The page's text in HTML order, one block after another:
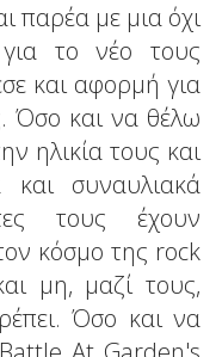
παρέα με μια όχι
το νέο τους
και αφορμή για
Όσο και να θέλω
ηλικία τους και
και συναυλιακά
τους έχουν
κόσμο της rock
μη, μαζί τους,
Όσο και να